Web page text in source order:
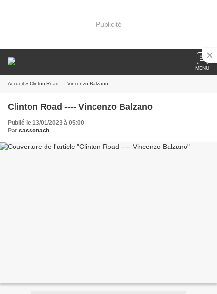
Publicité
MENU
Accueil » Clinton Road ---- Vincenzo Balzano
Clinton Road ---- Vincenzo Balzano
Publié le 13/01/2023 à 05:00
Par sassenach